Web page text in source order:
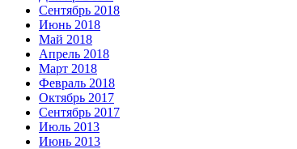
Сентябрь 2018
Июнь 2018
Май 2018
Апрель 2018
Март 2018
Февраль 2018
Октябрь 2017
Сентябрь 2017
Июль 2013
Июнь 2013